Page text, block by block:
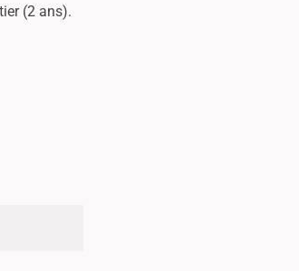
(2 ans).